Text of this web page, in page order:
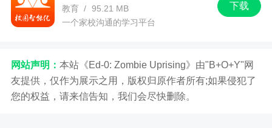
下载
教育 / 95.21 MB
一个家校沟通的学习平台
网站声明： 本站《Ed-0: Zombie Uprising》由"B+O+Y"网
友提供，仅作为展示之用，版权归原作者所有;如果侵犯了
您的权益，请来信告知，我们会尽快删除。